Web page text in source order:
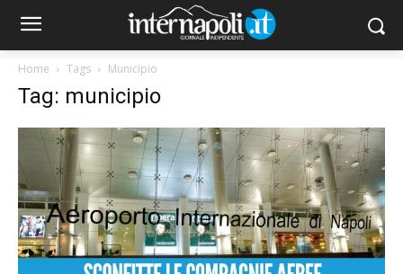
Home Tags Municipio
Tag: municipio